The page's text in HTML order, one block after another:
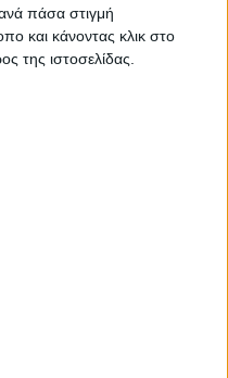
πάσα στιγμή
και κάνοντας κλικ στο
της ιστοσελίδας.